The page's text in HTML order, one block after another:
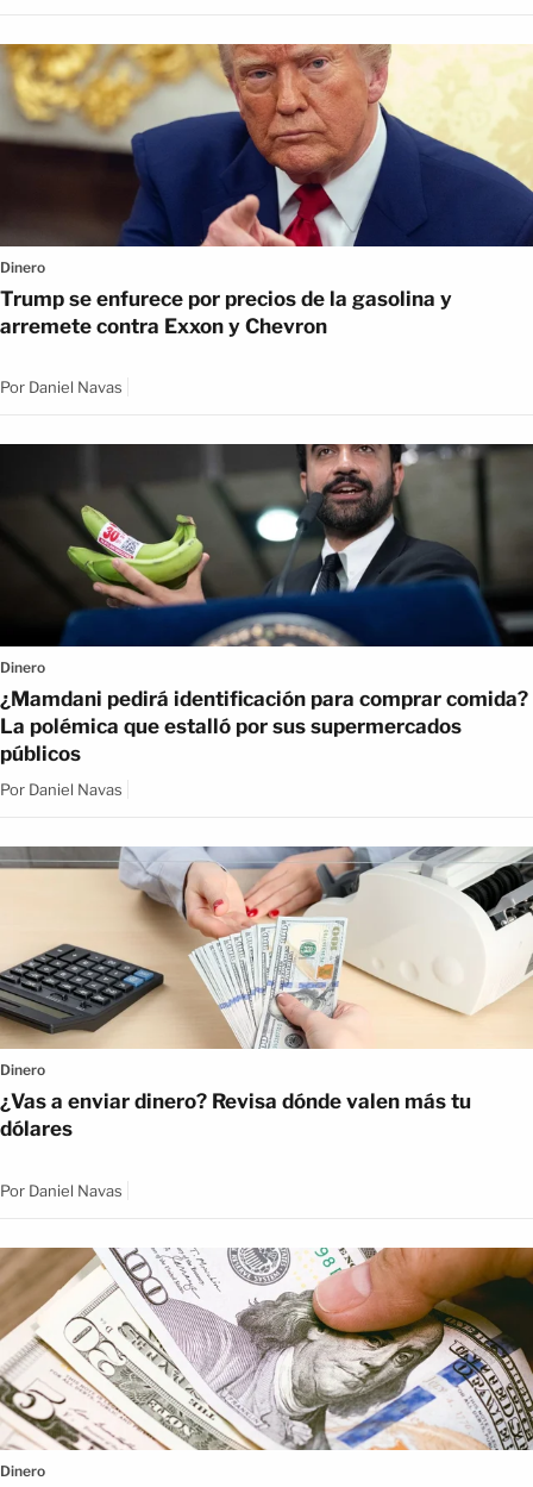
Dinero
Trump se enfurece por precios de la gasolina y
arremete contra Exxon y Chevron
Por Daniel Navas
Dinero
¿Mamdani pedirá identificación para comprar comida?
La polémica que estalló por sus supermercados
públicos
Por Daniel Navas
Dinero
¿Vas a enviar dinero? Revisa dónde valen más tu
dólares
Por Daniel Navas
Dinero